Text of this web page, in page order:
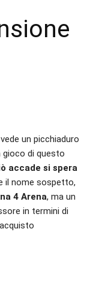
un picchiaduro
di questo
accade si spera
il nome sospetto,
4 Arena, ma un
in termini di